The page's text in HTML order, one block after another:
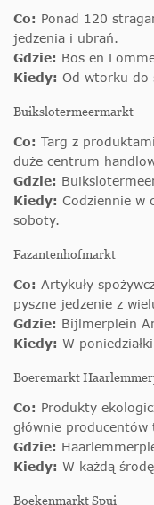
Co: Ponad 120
jedzenia i ubrań.
Gdzie: Bos en
Kiedy: Od wtorku do
Buikslotermeermarkt
Co: Targ z
duże centrum
Gdzie:
Kiedy: Codziennie w
soboty.
Fazantenhofmarkt
Co: Artykuły
pyszne jedzenie z
Gdzie: Bijlmerplein
Kiedy: W
Boeremarkt
Co: Produkty
głównie
Gdzie:
Kiedy: W każdą
Boekenmarkt Spui